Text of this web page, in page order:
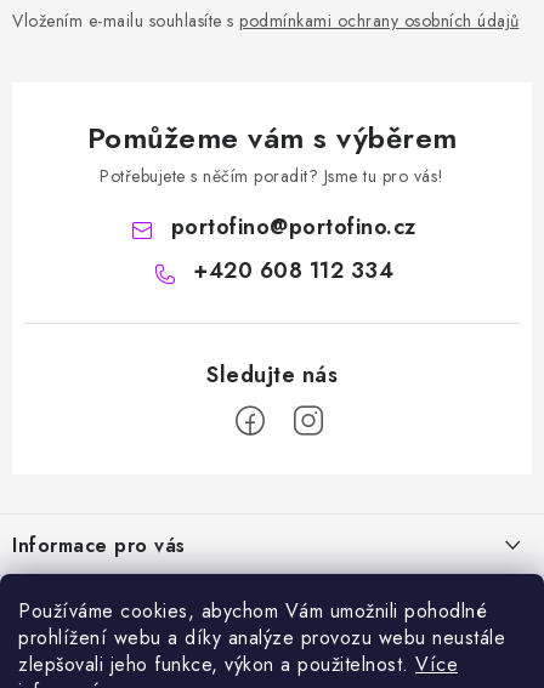
Používáme cookies, abychom Vám umožnili pohodlné
prohlížení webu a díky analýze provozu webu neustále
zlepšovali jeho funkce, výkon a použitelnost. Více
Vložením e-mailu souhlasíte s podmínkami ochrany osobních údajů
Pomůžeme vám s výběrem
Potřebujete s něčím poradit? Jsme tu pro vás!
portofino@portofino.cz
+420 608 112 334
p
a
Informace pro vás
Jak nakupovat
Sortiment
Chemie a péče o vozidla
Nejprodávanější